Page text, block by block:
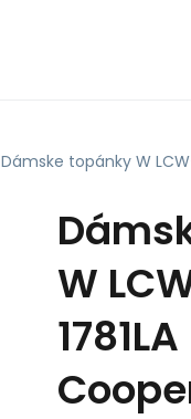
Dámske topánky W
W